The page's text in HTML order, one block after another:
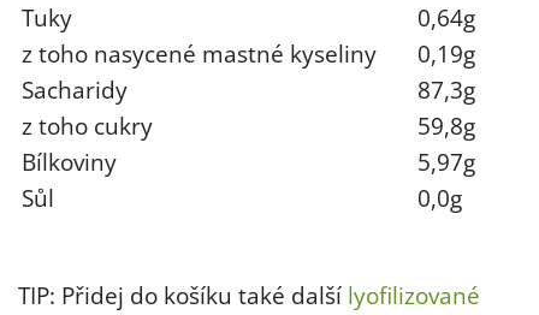
Tuky
0,64g
z toho nasycené mastné kyseliny
0,19g
Sacharidy
87,3g
z toho cukry
59,8g
Bílkoviny
5,97g
Sůl
0,0g
TIP: Přidej do košíku také další lyofilizované